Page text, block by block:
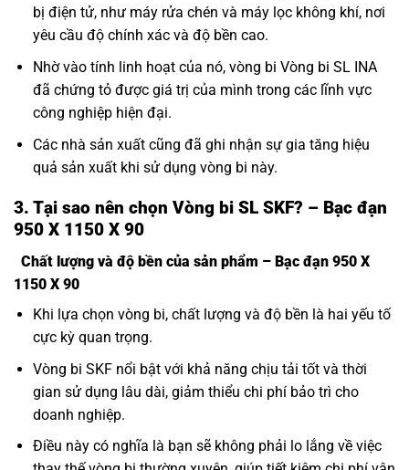
bị điện tử, như máy rửa chén và máy lọc không khí, nơi
yêu cầu độ chính xác và độ bền cao.
Nhờ vào tính linh hoạt của nó, vòng bi Vòng bi SL INA
đã chứng tỏ được giá trị của mình trong các lĩnh vực
công nghiệp hiện đại.
Các nhà sản xuất cũng đã ghi nhận sự gia tăng hiệu
quả sản xuất khi sử dụng vòng bi này.
3. Tại sao nên chọn Vòng bi SL SKF? – Bạc đạn
950 X 1150 X 90
Chất lượng và độ bền của sản phẩm – Bạc đạn 950 X
1150 X 90
Khi lựa chọn vòng bi, chất lượng và độ bền là hai yếu tố
cực kỳ quan trọng.
Vòng bi SKF nổi bật với khả năng chịu tải tốt và thời
gian sử dụng lâu dài, giảm thiểu chi phí bảo trì cho
doanh nghiệp.
Điều này có nghĩa là bạn sẽ không phải lo lắng về việc